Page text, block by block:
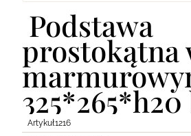
Podstawa
prostokątna
325*265*h20
Artykuł1216